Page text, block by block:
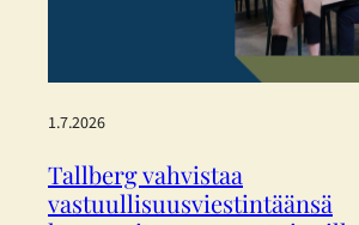
1.7.2026
Tallberg vahvistaa
vastuullisuusviestintäänsä